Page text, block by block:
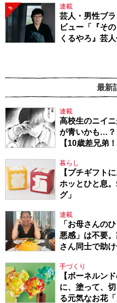
5 連載
芸人・男性ブ
ビュー「『そ
くるやろ』芸
最新
連載
高校生のニイ
が青いかも…
【10歳差兄弟
暮らし
【プチギフト
ホッとひと息
グ」
連載
「お母さんの
悪感」は不要
さん同士で助
手づくり
【ボーネルン
に、塗って、
る元気なお花